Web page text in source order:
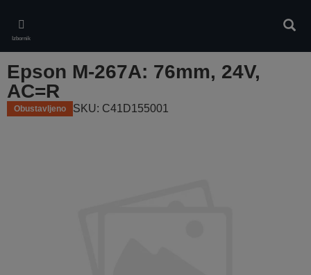
main
content
Izbornik
Epson M-267A: 76mm, 24V,
AC=R
Obustavljeno SKU: C41D155001